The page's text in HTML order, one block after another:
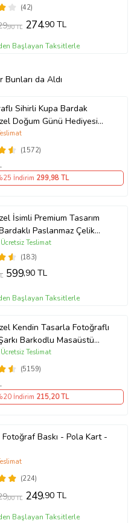
Kılıf(42)
,90 TL 274,90 TL
Başlayan Taksitlerle
da Aldı
Sihirli Kupa Bardak
Doğum Günü Hediyesi
Hediye Anneye Babaya
Kız Erkek Kardeşe
Resimli Günü Yıl Dönümü
(1572)
İndirim 299,98 TL
İsimli Premium Tasarım
Paslanmaz Çelik
(183)
Teslimat
599,90 TL
Başlayan Taksitlerle
Kendin Tasarla Fotoğraflı
Barkodlu Masaüstü
Çerçevesi
(5159)
Teslimat
İndirim 215,20 TL
Baskı - Pola Kart -
(224)
,00 TL 249,90 TL
Başlayan Taksitlerle